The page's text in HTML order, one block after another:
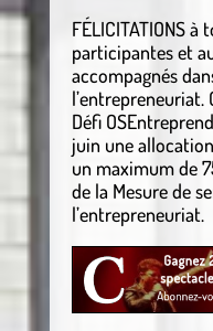
FÉLICITATIONS
participantes et
accompagnés
l’entrepreneuriat.
Défi
juin une
un maximum de
de la Mesure de
l’entrepreneuriat.